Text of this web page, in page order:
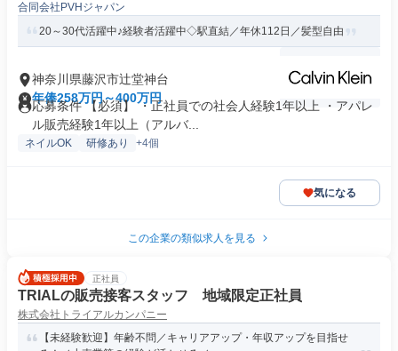
合同会社PVHジャパン
20～30代活躍中♪経験者活躍中◇駅直結／年休112日／髪型自由
神奈川県藤沢市辻堂神台
年俸258万円～400万円
応募条件 【必須】 ・正社員での社会人経験1年以上 ・アパレ
ル販売経験1年以上（アルバ...
ネイルOK 研修あり +4個
気になる
この企業の類似求人を見る
正社員
TRIALの販売接客スタッフ 地域限定正社員
株式会社トライアルカンパニー
【未経験歓迎】年齢不問／キャリアアップ・年収アップを目指せ